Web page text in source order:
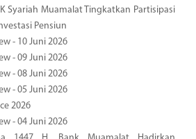
Syariah Muamalat Tingkatkan Partisipasi
Pensiun
- 10 Juni 2026
- 09 Juni 2026
- 08 Juni 2026
- 05 Juni 2026
2026
- 04 Juni 2026